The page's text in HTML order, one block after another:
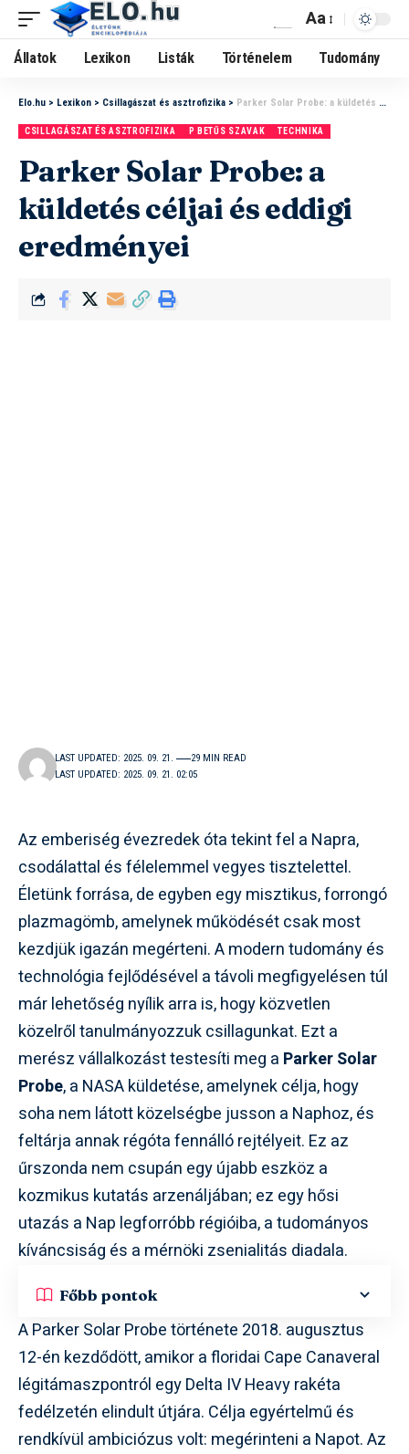
Aa
Állatok Lexikon Listák Történelem Tudomány
Elo.hu > Lexikon > Csillagászat és asztrofizika > Parker Solar Probe: a küldetés céljai és eddigi eredményei
CSILLAGÁSZAT ÉS ASZTROFIZIKA P BETŰS SZAVAK TECHNIKA
Parker Solar Probe: a
küldetés céljai és eddigi
eredményei
LAST UPDATED: 2025. 09. 21. 02:05
LAST UPDATED: 2025. 09. 21. 29 MIN READ
Az emberiség évezredek óta tekint fel a Napra,
csodálattal és félelemmel vegyes tisztelettel.
Életünk forrása, de egyben egy misztikus, forrongó
plazmagömb, amelynek működését csak most
kezdjük igazán megérteni. A modern tudomány és
technológia fejlődésével a távoli megfigyelésen túl
már lehetőség nyílik arra is, hogy közvetlen
közelről tanulmányozzuk csillagunkat. Ezt a
merész vállalkozást testesíti meg a Parker Solar
Probe, a NASA küldetése, amelynek célja, hogy
soha nem látott közelségbe jusson a Naphoz, és
feltárja annak régóta fennálló rejtélyeit. Ez az
űrszonda nem csupán egy újabb eszköz a
kozmikus kutatás arzenáljában; ez egy hősi
utazás a Nap legforróbb régióiba, a tudományos
kíváncsiság és a mérnöki zsenialitás diadala.
Főbb pontok
A Parker Solar Probe története 2018. augusztus
12-én kezdődött, amikor a floridai Cape Canaveral
légitámaszpontról egy Delta IV Heavy rakéta
fedélzetén elindult útjára. Célja egyértelmű és
rendkívül ambiciózus volt: megérinteni a Napot. Az